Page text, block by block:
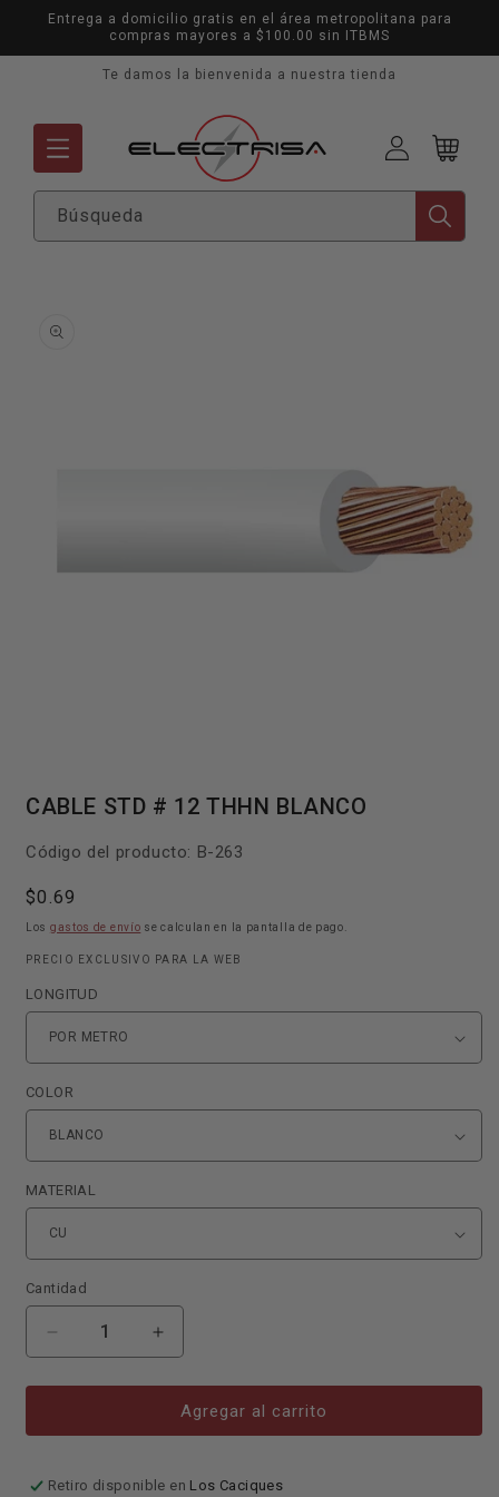
directamente
al contenido
Entrega a domicilio gratis en el área metropolitana para
compras mayores a $100.00 sin ITBMS
Te damos la bienvenida a nuestra tienda
Búsqueda
cuenta
Carrito
información
multimedia
una
modal
CABLE STD # 12 THHN BLANCO
Código del producto: SKU:
B-263
Precio
habitual
$0.69
Los gastos de envío se calculan en la pantalla de pago.
PRECIO EXCLUSIVO PARA LA WEB
LONGITUD
COLOR
MATERIAL
Cantidad
Reducir
cantidad
para
STD
12
Aumentar
cantidad
para
CABLE
STD
12
Agregar al carrito
Retiro disponible en Los Caciques